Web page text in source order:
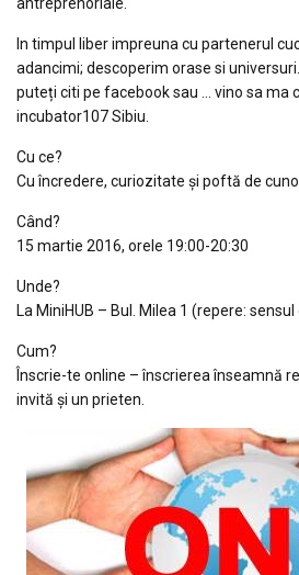
In timpul liber impreuna cu partenerul
adancimi; descoperim orase si
puteți citi pe facebook sau … vino sa ma
incubator107 Sibiu.
Cu ce?
Cu încredere, curiozitate și poftă de
Când?
15 martie 2016, orele 19:00-20:30
Unde?
La MiniHUB – Bul. Milea 1 (repere:
Cum?
Înscrie-te online – înscrierea înseamnă
invită și un prieten.